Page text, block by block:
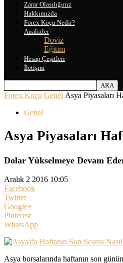
Zarar Olasılığınız
Hakkımızda
Forex Koçu Nedir?
Analizler
Doviz
Eğitim
Hesap Çeşitleri
İletişim
Forex Koçu Genel Asya Piyasaları
Genel
Asya Piyasaları
Dolar Yükselmeye Devam
Aralık 2 2016 10:05
Facebook
Twitter
Google+
Pinterest
WhatsApp
Asya borsalarında haftanın son